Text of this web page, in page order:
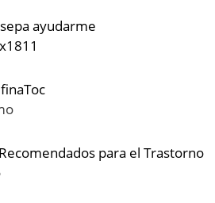
ayudarme
para el Trastorno